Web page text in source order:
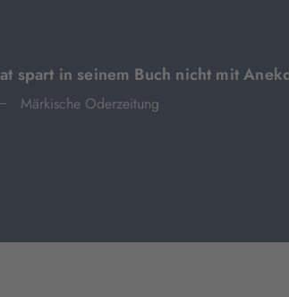
spart in seinem Buch nicht mit
Märkische Oderzeitung